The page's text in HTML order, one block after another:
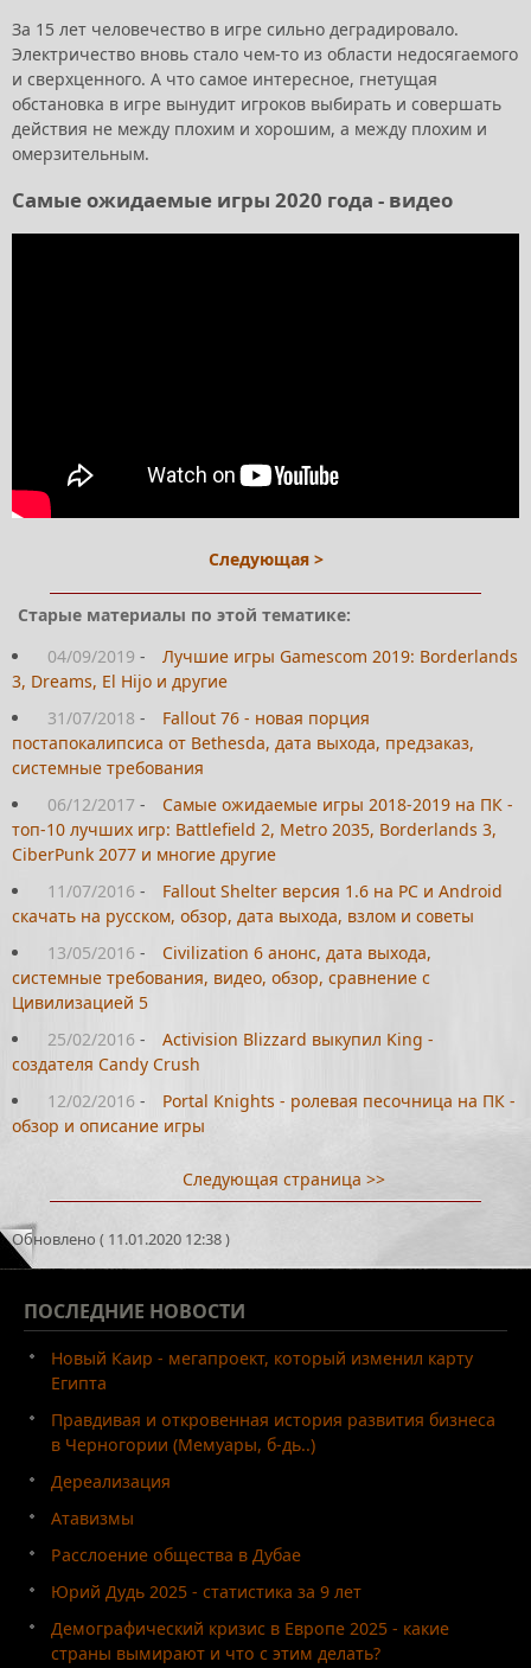
За 15 лет человечество в игре сильно деградировало.
Электричество вновь стало чем-то из области недосягаемого
и сверхценного. А что самое интересное, гнетущая
обстановка в игре вынудит игроков выбирать и совершать
действия не между плохим и хорошим, а между плохим и
омерзительным.
Самые ожидаемые игры 2020 года - видео
Следующая >
Старые материалы по этой тематике:
04/09/2019 -
Лучшие игры Gamescom 2019: Borderlands
3, Dreams, El Hijo и другие
31/07/2018 -
Fallout 76 - новая порция
постапокалипсиса от Bethesda, дата выхода, предзаказ,
системные требования
06/12/2017 -
Самые ожидаемые игры 2018-2019 на ПК -
топ-10 лучших игр: Battlefield 2, Metro 2035, Borderlands 3,
CiberPunk 2077 и многие другие
11/07/2016 -
Fallout Shelter версия 1.6 на PC и Android
скачать на русском, обзор, дата выхода, взлом и советы
13/05/2016 -
Civilization 6 анонс, дата выхода,
системные требования, видео, обзор, сравнение с
Цивилизацией 5
25/02/2016 -
Activision Blizzard выкупил King -
создателя Candy Crush
12/02/2016 -
Portal Knights - ролевая песочница на ПК -
обзор и описание игры
Следующая страница >>
Обновлено ( 11.01.2020 12:38 )
ПОСЛЕДНИЕ НОВОСТИ
Новый Каир - мегапроект, который изменил карту
Египта
Правдивая и откровенная история развития бизнеса
в Черногории (Мемуары, б-дь..)
Дереализация
Атавизмы
Расслоение общества в Дубае
Юрий Дудь 2025 - статистика за 9 лет
Демографический кризис в Европе 2025 - какие
страны вымирают и что с этим делать?